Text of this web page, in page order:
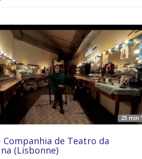
25 min '
Companhia de Teatro da
(Lisbonne)